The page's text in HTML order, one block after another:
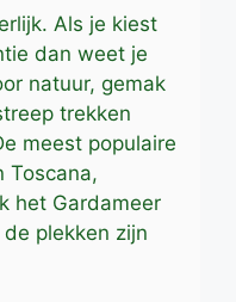
Als je kiest
dan weet je
natuur, gemak
trekken
meest populaire
Toscana,
het Gardameer
plekken zijn